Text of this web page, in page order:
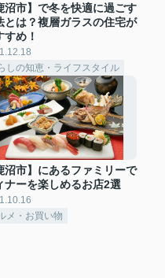
沼市】で冬を快適に過ごす
とは？複層ガラスの住宅が
すめ！
しの知恵・ライフスタイル
沼市】にあるファミリーで
ナーを楽しめるお店2選
メ・お買い物